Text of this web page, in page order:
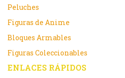
Peluches
Figuras de Anime
Bloques Armables
Figuras Coleccionables
ENLACES RÁPIDOS